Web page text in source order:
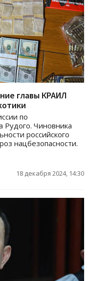
главы КРАИЛ
по
Рудого. Чиновника
российского
нацбезопасности.
18 декабря 2024, 14:30